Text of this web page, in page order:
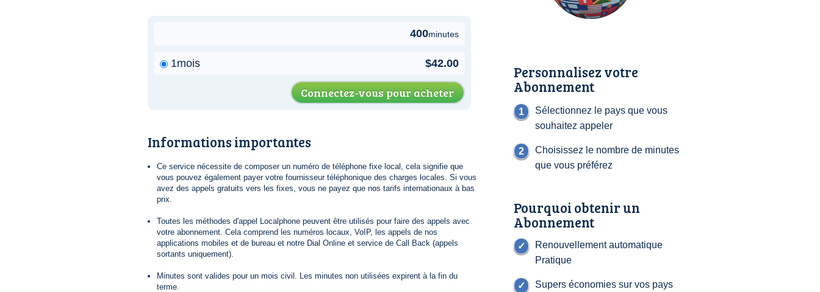
400minutes
1mois $42.00
Connectez-vous pour acheter
Informations importantes
Ce service nécessite de composer un numéro de téléphone fixe local, cela signifie que
vous pouvez également payer votre fournisseur téléphonique des charges locales. Si vous
avez des appels gratuits vers les fixes, vous ne payez que nos tarifs internationaux à bas
prix.
Toutes les méthodes d'appel Localphone peuvent être utilisés pour faire des appels avec
votre abonnement. Cela comprend les numéros locaux, VoIP, les appels de nos
applications mobiles et de bureau et notre Dial Online et service de Call Back (appels
sortants uniquement).
Minutes sont valides pour un mois civil. Les minutes non utilisées expirent à la fin du
terme.
Personnalisez votre
Abonnement
Sélectionnez le pays que vous
souhaitez appeler
Choisissez le nombre de minutes
que vous préférez
Pourquoi obtenir un
Abonnement
Renouvellement automatique
Pratique
Supers économies sur vos pays